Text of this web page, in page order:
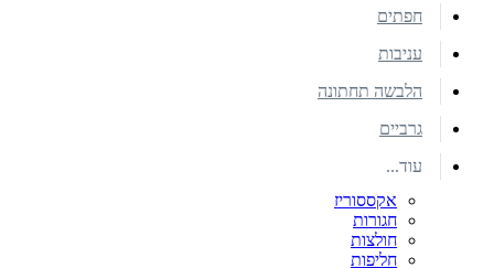
חפתים
עניבות
הלבשה תחתונה
גרביים
עוד...
אקססוריז
חגורות
חולצות
חליפות